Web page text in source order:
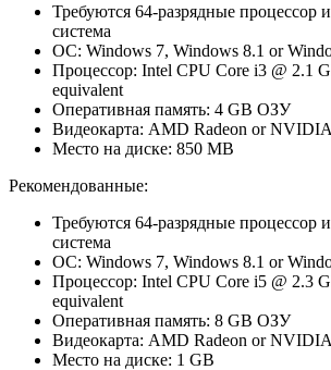
Требуются 64-разрядные процессор
система
ОС: Windows 7, Windows 8.1 or
Процессор: Intel CPU Core i3 @ 2.1
equivalent
Оперативная память: 4 GB ОЗУ
Видеокарта: AMD Radeon or
Место на диске: 850 MB
Рекомендованные:
Требуются 64-разрядные процессор
система
ОС: Windows 7, Windows 8.1 or
Процессор: Intel CPU Core i5 @ 2.3
equivalent
Оперативная память: 8 GB ОЗУ
Видеокарта: AMD Radeon or
Место на диске: 1 GB